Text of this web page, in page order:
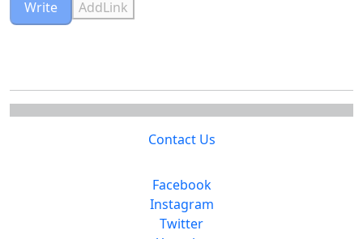
Write AddLink
Contact Us
Facebook
Instagram
Twitter